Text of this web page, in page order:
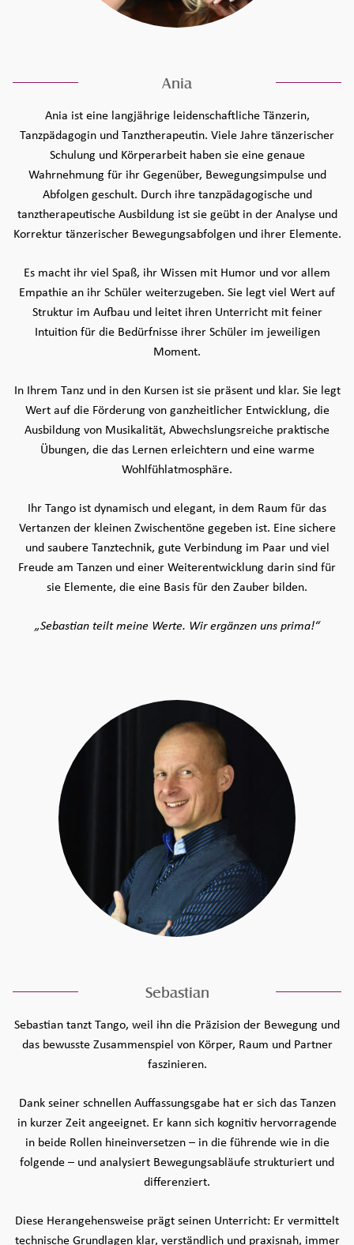
Ania
Ania ist eine langjährige leidenschaftliche Tänzerin,
Tanzpädagogin und Tanztherapeutin. Viele Jahre tänzerischer
Schulung und Körperarbeit haben sie eine genaue
Wahrnehmung für ihr Gegenüber, Bewegungsimpulse und
Abfolgen geschult. Durch ihre tanzpädagogische und
tanztherapeutische Ausbildung ist sie geübt in der Analyse und
Korrektur tänzerischer Bewegungsabfolgen und ihrer Elemente.
Es macht ihr viel Spaß, ihr Wissen mit Humor und vor allem
Empathie an ihr Schüler weiterzugeben. Sie legt viel Wert auf
Struktur im Aufbau und leitet ihren Unterricht mit feiner
Intuition für die Bedürfnisse ihrer Schüler im jeweiligen
Moment.
In Ihrem Tanz und in den Kursen ist sie präsent und klar. Sie legt
Wert auf die Förderung von ganzheitlicher Entwicklung, die
Ausbildung von Musikalität, Abwechslungsreiche praktische
Übungen, die das Lernen erleichtern und eine warme
Wohlfühlatmosphäre.
Ihr Tango ist dynamisch und elegant, in dem Raum für das
Vertanzen der kleinen Zwischentöne gegeben ist. Eine sichere
und saubere Tanztechnik, gute Verbindung im Paar und viel
Freude am Tanzen und einer Weiterentwicklung darin sind für
sie Elemente, die eine Basis für den Zauber bilden.
„Sebastian teilt meine Werte. Wir ergänzen uns prima!“
Sebastian
Sebastian tanzt Tango, weil ihn die Präzision der Bewegung und
das bewusste Zusammenspiel von Körper, Raum und Partner
faszinieren.
Dank seiner schnellen Auffassungsgabe hat er sich das Tanzen
in kurzer Zeit angeeignet. Er kann sich kognitiv hervorragende
in beide Rollen hineinversetzen – in die führende wie in die
folgende – und analysiert Bewegungsabläufe strukturiert und
differenziert.
Diese Herangehensweise prägt seinen Unterricht: Er vermittelt
technische Grundlagen klar, verständlich und praxisnah, immer